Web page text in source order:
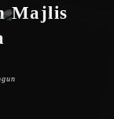
Majlis